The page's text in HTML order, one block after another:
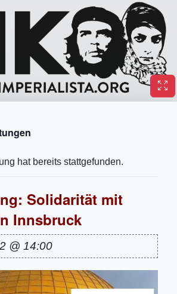
hat bereits stattgefunden.
Solidarität mit
Innsbruck
@ 14:00